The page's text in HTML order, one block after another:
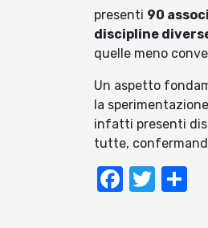
presenti 90
discipline
quelle meno
Un aspetto
la
infatti presenti
tutte,